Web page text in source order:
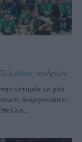
ανδρών
ιστορία ως μία
διοργανώσεις,